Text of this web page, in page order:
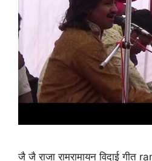
जै जै राजा रामरामायन विदाई